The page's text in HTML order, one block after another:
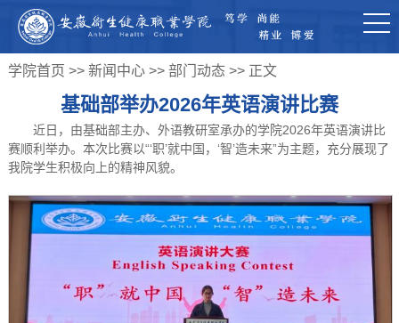
学院首页 >> 新闻中心>> 部门动态>> 正文
基础部举办2026年英语演讲比赛
近日，由基础部主办、外语教研室承办的学院2026年英语演讲比
赛顺利举办。本次比赛以“‘职’就中国，‘智’造未来”为主题，充分展现了
我院学生积极向上的精神风貌。